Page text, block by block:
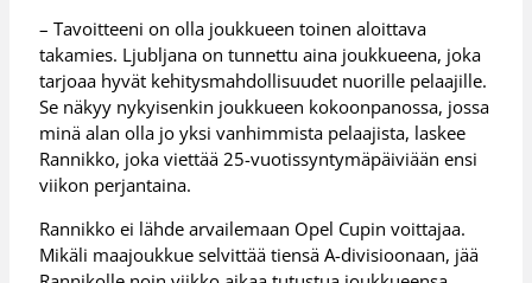
– Tavoitteeni on olla joukkueen toinen aloittava
takamies. Ljubljana on tunnettu aina joukkueena, joka
tarjoaa hyvät kehitysmahdollisuudet nuorille pelaajille.
Se näkyy nykyisenkin joukkueen kokoonpanossa, jossa
minä alan olla jo yksi vanhimmista pelaajista, laskee
Rannikko, joka viettää 25-vuotissyntymäpäiviään ensi
viikon perjantaina.
Rannikko ei lähde arvailemaan Opel Cupin voittajaa.
Mikäli maajoukkue selvittää tiensä A-divisioonaan, jää